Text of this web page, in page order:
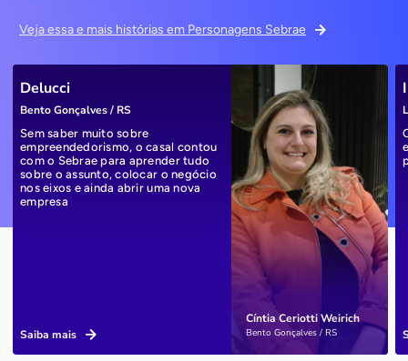
Veja essa e mais histórias em Personagens Sebrae
Cíntia Ceriotti Weirich
Bento Gonçalves / RS
Delucci
Bento Gonçalves / RS
Sem saber muito sobre
empreendedorismo, o casal contou
com o Sebrae para aprender tudo
sobre o assunto, colocar o negócio
nos eixos e ainda abrir uma nova
empresa
Saiba mais